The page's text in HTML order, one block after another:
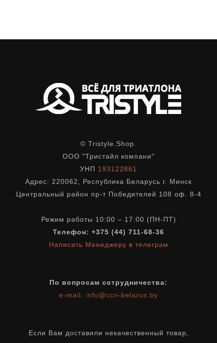
© Tristyle.Shop.
ООО "Тристайл компани"
УНП 193122861
Адрес: 220062, Республика Беларусь г. Минск
Центральный район пр-т Победителей 108 оф. 8-4
Режим работы 10:00 – 17:00 (ПН-ПТ)
Телефон: +375 (44) 711-68-36
Написать Менеджеру в телеграм
По вопросам сотрудничества:
e-mail: info@ccn-belarus.by
Если Вам доставили некачественный товар,